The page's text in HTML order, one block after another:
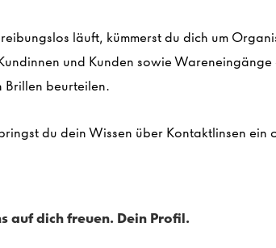
läuft, kümmerst du dich um
und Kunden sowie
Brillen beurteilen.
du dein Wissen über Kontaktlinsen ein
auf dich freuen. Dein Profil.